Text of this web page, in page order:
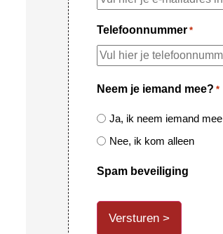
Telefoonnummer *
Neem je iemand mee? *
Ja, ik neem iemand mee
Nee, ik kom alleen
Spam beveiliging